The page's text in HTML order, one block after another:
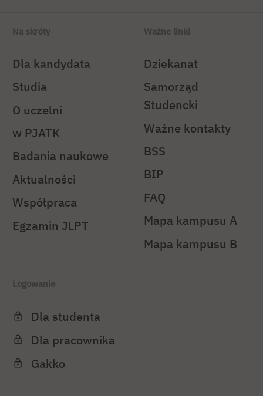
Na skróty
Dla kandydata
Studia
O uczelni
w PJATK
Badania naukowe
Aktualności
Współpraca
Egzamin JLPT
Ważne linki
Dziekanat
Samorząd
Studencki
Ważne kontakty
BSS
BIP
FAQ
Mapa kampusu A
Mapa kampusu B
Logowanie
Dla studenta
Dla pracownika
Gakko